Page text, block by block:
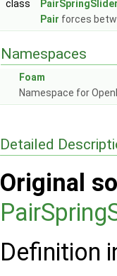
class
Pair forces
Namespaces
Foam
Namespace for
Detailed
Original
Definition